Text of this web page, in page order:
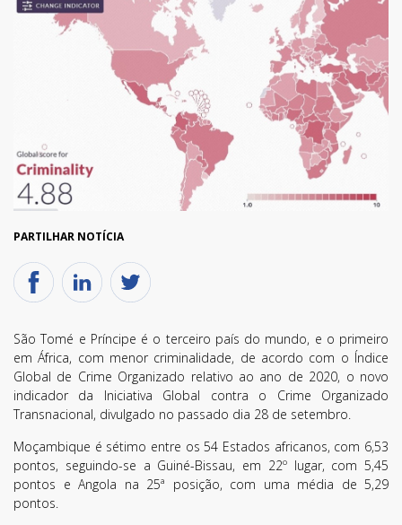
PARTILHAR NOTÍCIA
São Tomé e Príncipe é o terceiro país do mundo, e o primeiro
em África, com menor criminalidade, de acordo com o Índice
Global de Crime Organizado relativo ao ano de 2020, o novo
indicador da Iniciativa Global contra o Crime Organizado
Transnacional, divulgado no passado dia 28 de setembro.
Moçambique é sétimo entre os 54 Estados africanos, com 6,53
pontos, seguindo-se a Guiné-Bissau, em 22º lugar, com 5,45
pontos e Angola na 25ª posição, com uma média de 5,29
pontos.